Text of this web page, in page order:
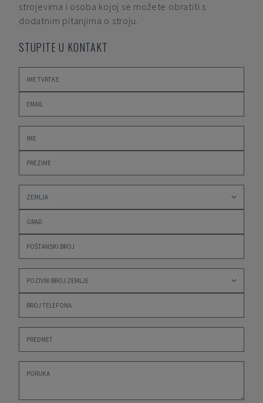
strojevima i osoba kojoj se možete obratiti s
dodatnim pitanjima o stroju.
STUPITE U KONTAKT